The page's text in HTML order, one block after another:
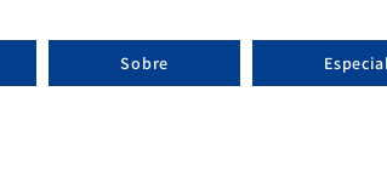
Sobre